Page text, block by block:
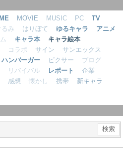
MOVIE MUSIC PC
TV
るみ はりぼて ゆるキャラ
アニメ
キャラ本
キャラ絵本
コラボ サイン
サンエックス
ハンバーガー ピクサー
ブログ
リバイバル レポート
企業
感想 懐かし 携帯
新キャラ